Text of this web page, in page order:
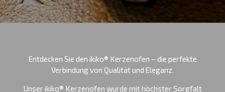
Entdecken Sie den ikiko® Kerzenofen – die perfekte
Verbindung von Qualität und Eleganz.
Unser ikiko® Kerzenofen wurde mit höchster Sorgfalt